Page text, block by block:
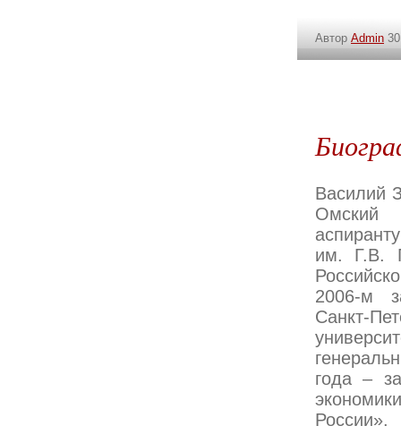
Автор Admin
Василий
Омский
им. Г.В.
2006-м
Санкт-
года –